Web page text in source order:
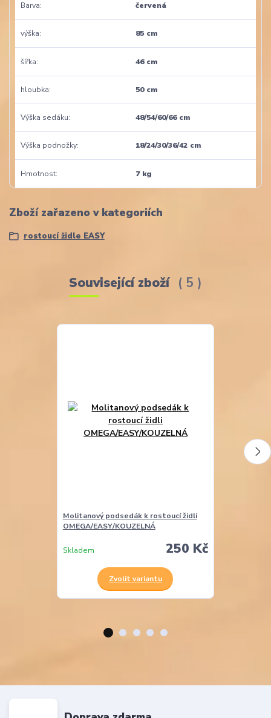
Barva červená
výška 85 cm
šířka 46 cm
hloubka 50 cm
Výška sedáku 48/54/60/66 cm
Výška podnožky 18/24/30/36/42 cm
Hmotnost 7 kg
Zboží zařazeno v kategoriích
rostoucí židle EASY
Související zboží 5
Molitanový podsedák k rostoucí židli
OMEGA/EASY/KOUZELNÁ
250 Kč
Skladem
Zvolit variantu